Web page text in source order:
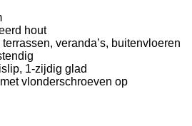
hout
veranda’s, buitenvloeren
1-zijdig glad
vlonderschroeven op